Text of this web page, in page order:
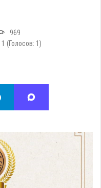
969
1 (Голосов: 1 )